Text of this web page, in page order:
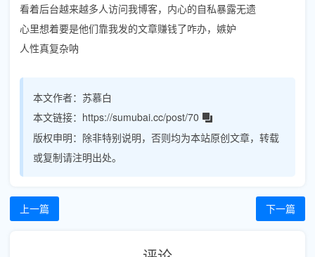
看着后台越来越多人访问我博客，内心的自私暴露无遗
心里想着要是他们靠我发的文章赚钱了咋办，嫉妒
人性真复杂呐
本文作者： 苏慕白
本文链接： https://sumubai.cc/post/70
版权申明： 除非特别说明，否则均为本站原创文章，转载
或复制请注明出处。
上一篇 下一篇